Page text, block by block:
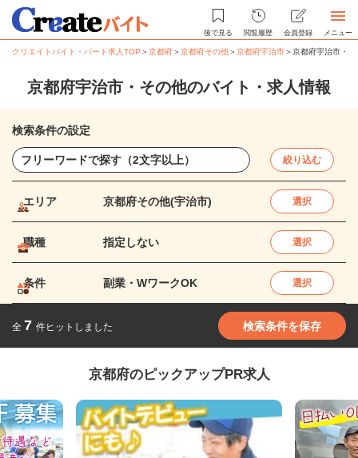
後で見る 閲覧履歴 会員登録 メニュー
クリエイトバイト・パート求人TOP ＞京都府＞京都府その他＞京都府宇治市＞京都府宇治市・
京都府宇治市・その他のバイト・求人情報
検索条件の設定
絞り込む
エリア 京都府その他(宇治市) 選択
職種 指定しない 選択
条件 副業・WワークOK 選択
全 7 件ヒットしました 検索条件を保存
京都府のピックアップPR求人